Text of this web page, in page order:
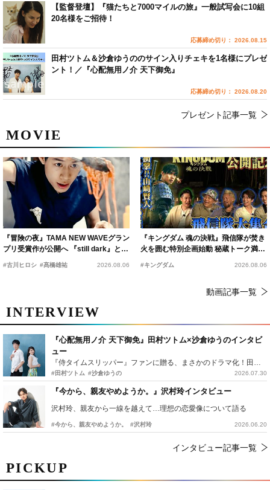
PICKUP
MOVIE
『冒険の夜』TAMA NEW WAVEグラン
プリ受賞作が公開へ 『still dark』と同
時上映決定
#古川ヒロシ #髙橋雄祐 2026.08.06
『キングダム 魂の決戦』飛信隊が焚き
火を囲む特別企画始動 秘蔵トーク満載
の“キングダムキャンプ”開催
#キングダム 2026.08.06
動画記事一覧
INTERVIEW
『心配無用ノ介 天下御免』田村ツトム×沙倉ゆうのインタビ
ュー
『侍タイムスリッパー』ファンに贈る、まさかのドラマ化！田村ツトム×沙倉ゆうのが語る『心配無用ノ介』撮影秘話
#田村ツトム #沙倉ゆうの 2026.07.30
『今から、親友やめようか。』沢村玲インタビュー
沢村玲、親友から一線を越えて…理想の恋愛像について語る
#今から、親友やめようか。 #沢村玲 2026.06.20
インタビュー記事一覧
【監督登壇】『猫たちと7000マイルの旅』一般試写会に10組
20名様をご招待！
応募締め切り： 2026.08.15
田村ツトム＆沙倉ゆうののサイン入りチェキを1名様にプレゼ
ント！／『心配無用ノ介 天下御免』
応募締め切り： 2026.08.20
プレゼント記事一覧